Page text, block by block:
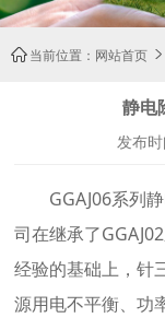
当前位置： 网站首页 
静电
发布
GGAJ06系列
司在继承了
经验的基础上，针
源用电不平衡、功